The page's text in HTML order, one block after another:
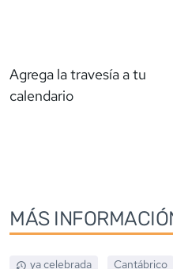
Agrega la travesía a tu
calendario
MÁS
ya celebrada Cantábrico